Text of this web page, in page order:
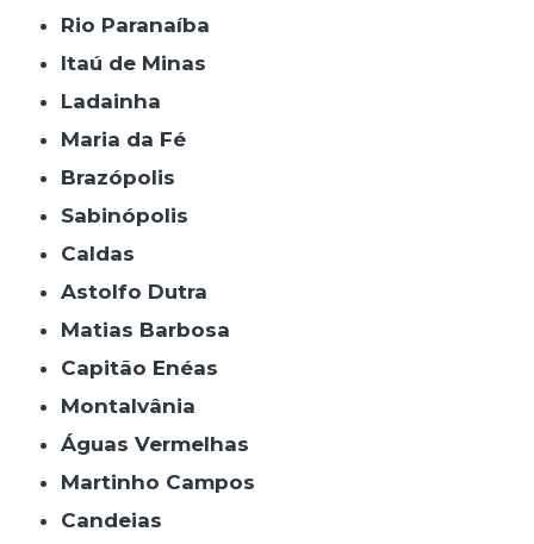
Rio Paranaíba
Itaú de Minas
Ladainha
Maria da Fé
Brazópolis
Sabinópolis
Caldas
Astolfo Dutra
Matias Barbosa
Capitão Enéas
Montalvânia
Águas Vermelhas
Martinho Campos
Candeias